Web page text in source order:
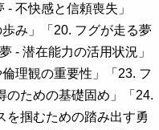
不快感と信頼喪失」
歩み」「20. フグが走る夢
- 潜在能力の活用状況」
理観の重要性」「23. フ
のための基礎固め」「24.
を掴むための踏み出す勇